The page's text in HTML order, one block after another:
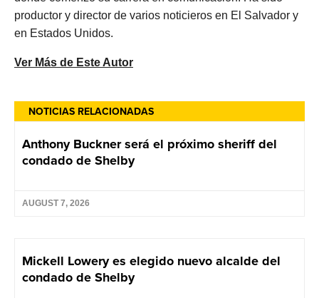
NOTICIAS RELACIONADAS
Anthony Buckner será el próximo sheriff del
condado de Shelby
AUGUST 7, 2026
Mickell Lowery es elegido nuevo alcalde del
condado de Shelby
productor y director de varios noticieros en El Salvador y
en Estados Unidos.
Ver Más de Este Autor